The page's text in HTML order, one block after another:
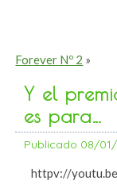
Forever Nº 2 »
Y el
es para…
Publicado 08/
httpv://